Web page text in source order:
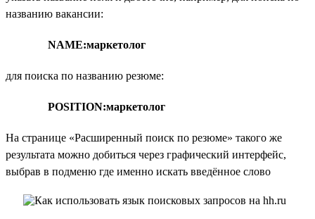
названию вакансии:
NAME:маркетолог
для поиска по названию резюме:
POSITION:маркетолог
На странице «Расширенный поиск по резюме» такого же
результата можно добиться через графический интерфейс,
выбрав в подменю где именно искать введённое слово